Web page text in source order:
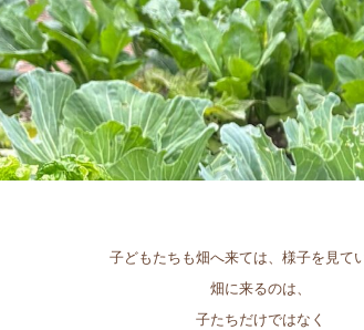
子どもたちも畑へ来ては、様子を見て
畑に来るのは、
子たちだけではなく